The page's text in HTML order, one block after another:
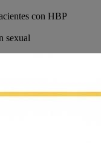
con HBP
sexual